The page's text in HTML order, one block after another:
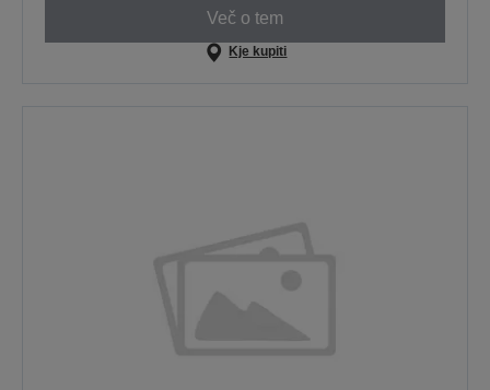
Več o tem
Kje kupiti